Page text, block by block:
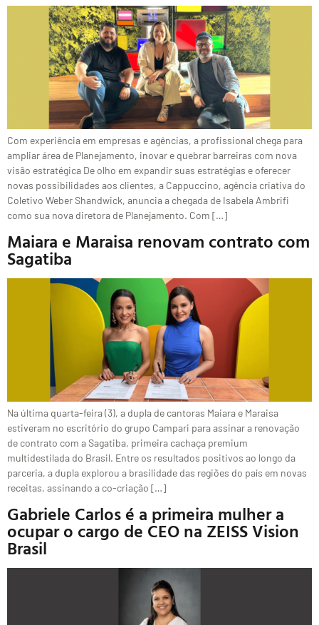
Com experiência em empresas e agências, a profissional chega para
ampliar área de Planejamento, inovar e quebrar barreiras com nova
visão estratégica De olho em expandir suas estratégias e oferecer
novas possibilidades aos clientes, a Cappuccino, agência criativa do
Coletivo Weber Shandwick, anuncia a chegada de Isabela Ambrifi
como sua nova diretora de Planejamento. Com […]
Maiara e Maraisa renovam contrato com
Sagatiba
Na última quarta-feira (3), a dupla de cantoras Maiara e Maraisa
estiveram no escritório do grupo Campari para assinar a renovação
de contrato com a Sagatiba, primeira cachaça premium
multidestilada do Brasil. Entre os resultados positivos ao longo da
parceria, a dupla explorou a brasilidade das regiões do país em novas
receitas, assinando a co-criação […]
Gabriele Carlos é a primeira mulher a
ocupar o cargo de CEO na ZEISS Vision
Brasil